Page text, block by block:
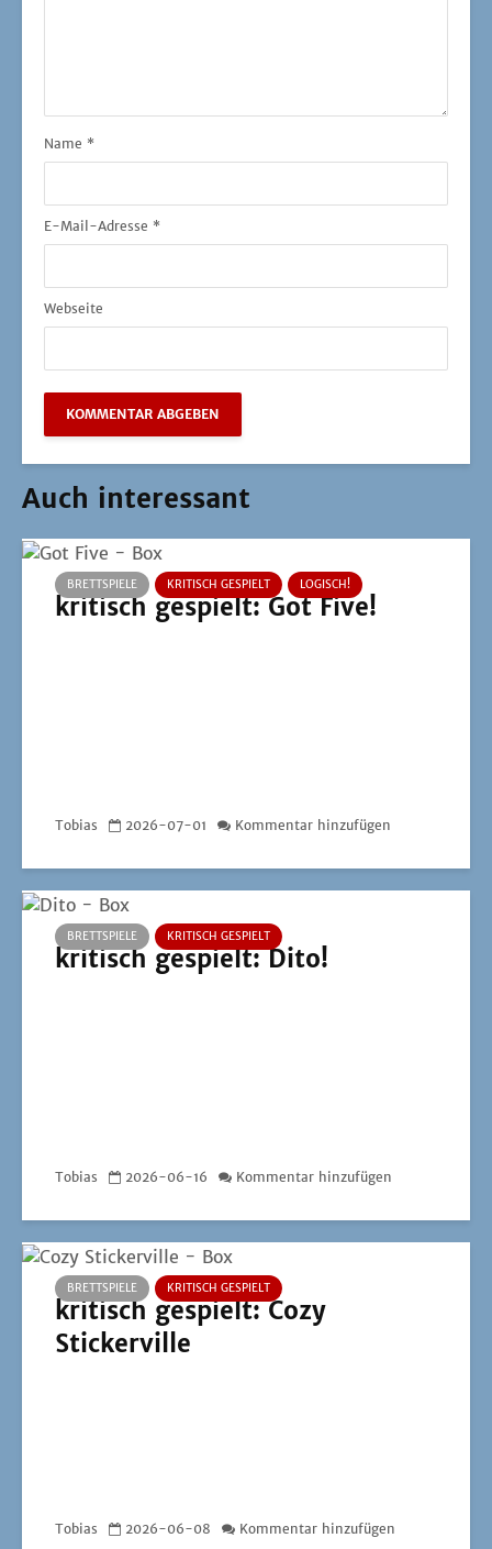
Name *
E-Mail-Adresse *
Webseite
Auch interessant
BRETTSPIELE KRITISCH GESPIELT LOGISCH!
kritisch gespielt: Got Five!
Tobias 2026-07-01 Kommentar hinzufügen
BRETTSPIELE KRITISCH GESPIELT
kritisch gespielt: Dito!
Tobias 2026-06-16 Kommentar hinzufügen
BRETTSPIELE KRITISCH GESPIELT
kritisch gespielt: Cozy
Stickerville
Tobias 2026-06-08 Kommentar hinzufügen